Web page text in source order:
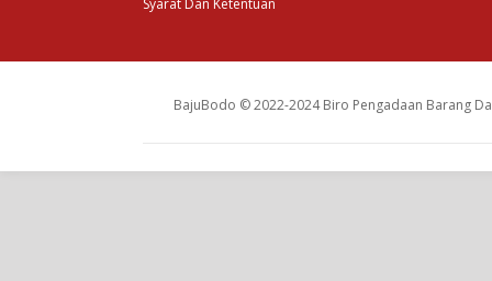
Syarat Dan Ketentuan
BajuBodo © 2022-2024 Biro Pengadaan Barang